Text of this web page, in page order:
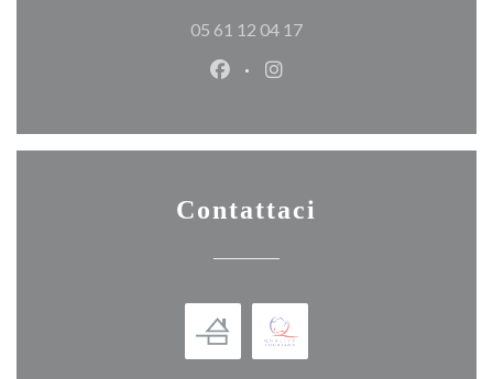
05 61 12 04 17
Facebook ((apre una nuova
Instagram ((apre una
Contattaci